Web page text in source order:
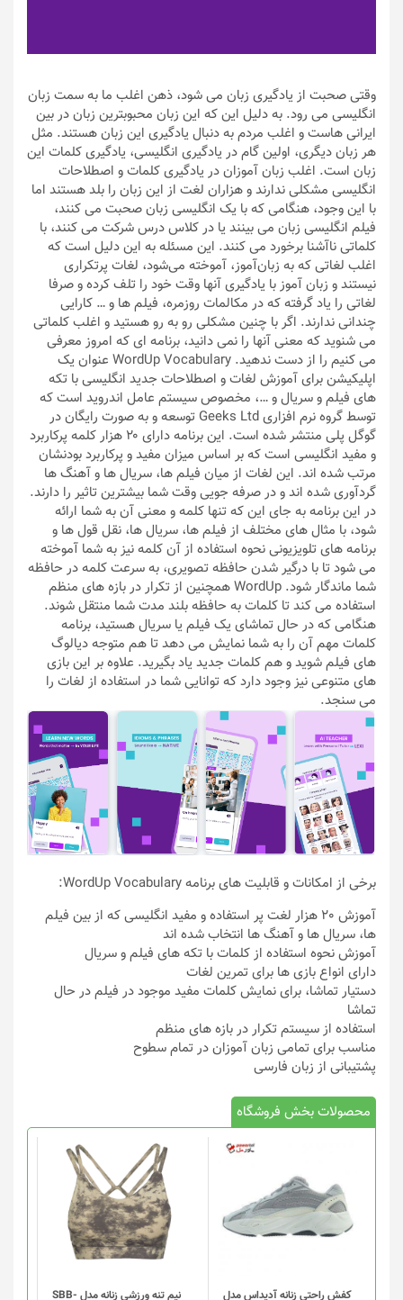
وقتی صحبت از یادگیری زبان می شود، ذهن اغلب ما به سمت زبان
انگلیسی می رود. به دلیل این که این زبان محبوبترین زبان در بین
ایرانی هاست و اغلب مردم به دنبال یادگیری این زبان هستند. مثل
هر زبان دیگری، اولین گام در یادگیری انگلیسی، یادگیری کلمات این
زبان است. اغلب زبان آموزان در یادگیری کلمات و اصطلاحات
انگلیسی مشکلی ندارند و هزاران لغت از این زبان را بلد هستند اما
با این وجود، هنگامی که با یک انگلیسی زبان صحبت می کنند،‌
فیلم انگلیسی زبان می بینند یا در کلاس درس شرکت می کنند، با
کلماتی ناآشنا برخورد می کنند. این مسئله به این دلیل است که
اغلب لغاتی که به زبان‌آموز، آموخته می‌شود، لغات پرتکراری
نیستند و زبان آموز با یادگیری آنها وقت خود را تلف کرده و صرفا
لغاتی را یاد گرفته که در مکالمات روزمره،‌ فیلم ها و … کارایی
چندانی ندارند. اگر با چنین مشکلی رو به رو هستید و اغلب کلماتی
می شنوید که معنی آنها را نمی دانید، برنامه ای که امروز معرفی
می کنیم را از دست ندهید. WordUp Vocabulary عنوان یک
اپلیکیشن برای آموزش لغات و اصطلاحات جدید انگلیسی با تکه
های فیلم و سریال و …، مخصوص سیستم عامل اندروید است که
توسط گروه نرم افزاری Geeks Ltd توسعه و به صورت رایگان در
گوگل پلی منتشر شده است. این برنامه دارای ۲۰ هزار کلمه پرکاربرد
و مفید انگلیسی است که بر اساس میزان مفید و پرکاربرد بودنشان
مرتب شده اند. این لغات از میان فیلم ها، سریال ها و آهنگ ها
گردآوری شده اند و در صرفه جویی وقت شما بیشترین تاثیر را دارند.
در این برنامه به جای این که تنها کلمه و معنی آن به شما ارائه
شود، با مثال های مختلف از فیلم ها، سریال ها، نقل قول ها و
برنامه های تلویزیونی نحوه استفاده از آن کلمه نیز به شما آموخته
می شود تا با درگیر شدن حافظه تصویری، به سرعت کلمه در حافظه
شما ماندگار شود. WordUp همچنین از تکرار در بازه های منظم
استفاده می کند تا کلمات به حافظه بلند مدت شما منتقل شوند.
هنگامی که در حال تماشای یک فیلم یا سریال هستید، برنامه
کلمات مهم آن را به شما نمایش می دهد تا هم متوجه دیالوگ
های فیلم شوید و هم کلمات جدید یاد بگیرید. علاوه بر این بازی
های متنوعی نیز وجود دارد که توانایی شما در استفاده از لغات را
می سنجد.
برخی از امکانات و قابلیت های برنامه WordUp Vocabulary:
آموزش 20 هزار لغت پر استفاده و مفید انگلیسی که از بین فیلم
ها، سریال ها و آهنگ ها انتخاب شده اند
آموزش نحوه استفاده از کلمات با تکه های فیلم و سریال
دارای انواع بازی ها برای تمرین لغات
دستیار تماشا، برای نمایش کلمات مفید موجود در فیلم در حال
تماشا
استفاده از سیستم تکرار در بازه های منظم
مناسب برای تمامی زبان آموزان در تمام سطوح
پشتیبانی از زبان فارسی
محصولات بخش فروشگاه
کفش راحتی زنانه آدیداس مدل
نیم تنه ورزشی زنانه مدل SBB-
این
محصول
دارای
انواع
مختلفی
می
گزینه